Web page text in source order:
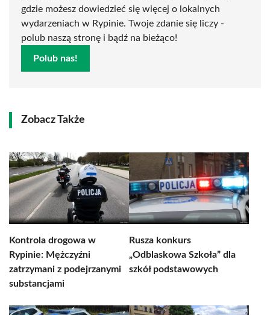
gdzie możesz dowiedzieć się więcej o lokalnych
wydarzeniach w Rypinie. Twoje zdanie się liczy -
polub naszą stronę i bądź na bieżąco!
Polub nas!
Zobacz Także
Kontrola drogowa w
Rypinie: Mężczyźni
zatrzymani z podejrzanymi
substancjami
Rusza konkurs
„Odblaskowa Szkoła” dla
szkół podstawowych